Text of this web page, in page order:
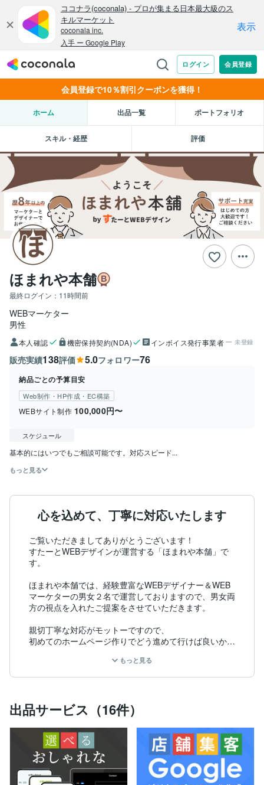
会員登録で10％割引クーポンを獲得！
ホーム 出品一覧 ポートフォリオ
スキル・経歴 評価
ほまれや本舗
最終ログイン： 11時間前
WEBマーケター
男性
本人確認 機密保持契約(NDA) インボイス発行事業者 未登録
販売実績138評価 5.0フォロワー76
納品ごとの予算目安
Web制作・HP作成・EC構築
WEBサイト制作 100,000円〜
スケジュール
基本的にはいつでもご相談可能です。対応スピード...
もっと見る
心を込めて、丁寧に対応いたします
ご覧いただきましてありがとうございます！
すたーとWEBデザインが運営する「ほまれや本舗」で
す。
ほまれや本舗では、経験豊富なWEBデザイナー＆WEB
マーケターの男女２名で運営しておりますので、男女両
方の視点を入れたご提案をさせていただきます。
親切丁寧な対応がモットーですので、
初めてのホームページ作りでどう進めて行けば良いか迷
企業でWEB制作/WEBマーケティングをしており、個人
あなたのビジネスの集客や成約率向上のお役にたてれば
幸いです。
些細なことでも構いませんのでお気軽にメッセージを頂
ければと思います。
もっと見る
出品サービス（16件）